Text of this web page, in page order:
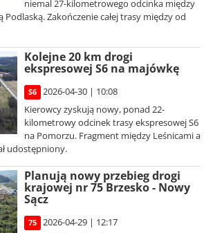
niemal 27-kilometrowego odcinka między
Podlaską. Zakończenie całej trasy między od
Kolejne 20 km drogi
ekspresowej S6 na majówkę
S6
2026-04-30 | 10:08
Kierowcy zyskują nowy, ponad 22-
kilometrowy odcinek trasy ekspresowej S6
na Pomorzu. Fragment między Leśnicami a
udostępniony.
Planują nowy przebieg drogi
krajowej nr 75 Brzesko - Nowy
Sącz
75
2026-04-29 | 12:17